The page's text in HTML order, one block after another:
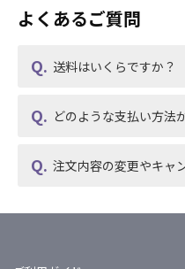
よくあるご質問
送料はいくらですか？
どのような支払い方法
注文内容の変更やキャ